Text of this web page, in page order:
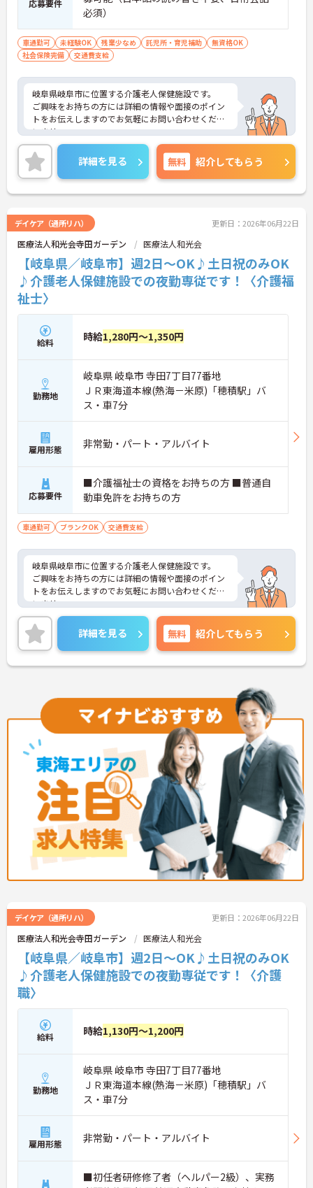
応募要件
必須）
車通勤可 未経験OK 残業少なめ 託児所・育児補助
無資格OK
社会保険完備
交通費支給
岐阜県岐阜市に位置する介護老人保健施設です。
ご興味をお持ちの方には詳細の情報や面接のポイン
トをお伝えしますのでお気軽にお問い合わせくださ
いませ。
詳細を見る 無料 紹介してもらう
デイケア（通所リハ） 更新日：2026年06月22日
医療法人和光会寺田ガーデン 医療法人和光会
【岐阜県／岐阜市】週2日～OK♪土日祝のみOK
♪介護老人保健施設での夜勤専従です！〈介護福
祉士〉
給料 時給1,280円～1,350円
勤務地
岐阜県 岐阜市 寺田7丁目77番地
ＪＲ東海道本線(熱海－米原)「穂積駅」バ
ス・車7分
雇用形態 非常勤・パート・アルバイト
応募要件
■介護福祉士の資格をお持ちの方 ■普通自
動車免許をお持ちの方
車通勤可 ブランクOK 交通費支給
岐阜県岐阜市に位置する介護老人保健施設です。
ご興味をお持ちの方には詳細の情報や面接のポイン
トをお伝えしますのでお気軽にお問い合わせくださ
いませ。
詳細を見る 無料 紹介してもらう
デイケア（通所リハ） 更新日：2026年06月22日
医療法人和光会寺田ガーデン 医療法人和光会
【岐阜県／岐阜市】週2日～OK♪土日祝のみOK
♪介護老人保健施設での夜勤専従です！〈介護
職〉
給料 時給1,130円～1,200円
勤務地
岐阜県 岐阜市 寺田7丁目77番地
ＪＲ東海道本線(熱海－米原)「穂積駅」バ
ス・車7分
雇用形態 非常勤・パート・アルバイト
■初任者研修修了者（ヘルパー2級）、実務